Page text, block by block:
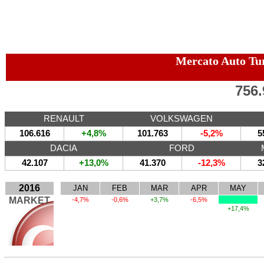
Mercato Auto
RENAULT
VOLKSWAGEN
106.616
+4,8% 101.763 -5,2%
DACIA
FORD
42.107
+13,0% 41.370 -12,3%
2016 JAN FEB MAR APR MAY
MARKET -4,7% -0,6% +3,7%
-6,5%
+17,4%